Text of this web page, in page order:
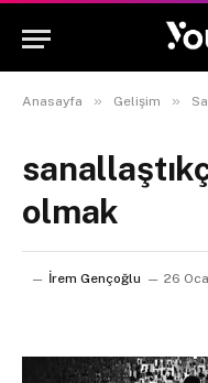
Anasayfa » Gelişim »
olmak
İrem Gençoğlu 26